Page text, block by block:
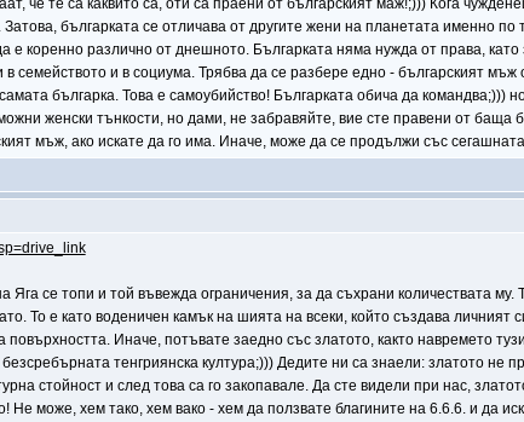
че те са каквито са, оти са праени от българският маж!;))) Кога
българката се отличава от другите жени на планетата именно
е коренно различно от днешното. Българката няма нужда от права,
семейството и в социума. Трябва да се разбере едно - българският
българка. Това е самоубийство! Българката обича да командва;)))
женски тънкости, но дами, не забравяйте, вие сте правени от
мъж, ако искате да го има. Иначе, може да се продължи със
се топи и той въвежда ограничения, за да съхрани количествата му.
То е като воденичен камък на шията на всеки, който създава
Иначе, потъвате заедно със златото, както навремето
тенгриянска култура;))) Дедите ни са знаели: златото не
стойност и след това са го закопавале. Да сте видели при нас,
Не може, хем тако, хем вако - хем да ползвате благините на 6.6.6. и да